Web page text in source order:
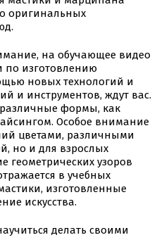
Тортодел
кондитера
для кондитеров
Пасха
на принтере
Ангелочки
фото печать
печать
День учителя
день влюбленных
старс, Майнкрафт
Съедобная печать
Для мужчин
Из фильмов
оригинальных
на обучающее видео
по изготовлению
новых технологий и
и инструментов, ждут вас.
формы, как
Особое внимание
цветами, различными
но и для взрослых
геометрических узоров
в учебных
изготовленные
искусства.
делать своими